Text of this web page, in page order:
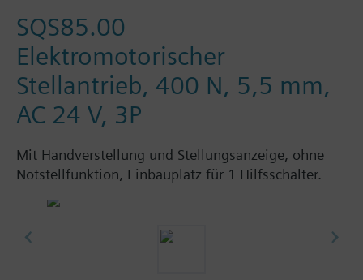
SQS85.00
Elektromotorischer
Stellantrieb, 400 N, 5,5 mm,
AC 24 V, 3P
Mit Handverstellung und Stellungsanzeige, ohne
Notstellfunktion, Einbauplatz für 1 Hilfsschalter.